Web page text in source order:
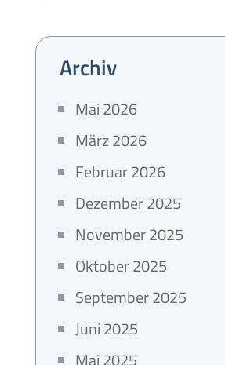
Archiv
Mai 2026
März 2026
Februar 2026
Dezember 2025
November 2025
Oktober 2025
September 2025
Juni 2025
Mai 2025